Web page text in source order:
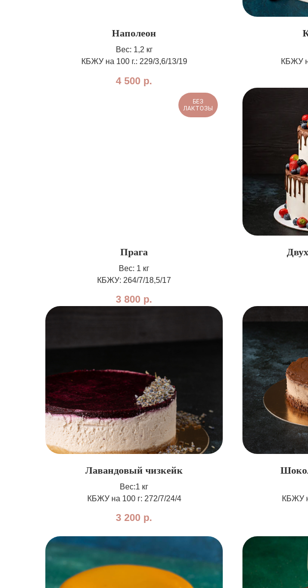
Наполеон
Вес: 1,2 кг
КБЖУ на 100 г.: 229/3,6/13/19
4 500 р.
КБЖУ
БЕЗ
ЛАКТОЗЫ
Прага
Вес: 1 кг
КБЖУ: 264/7/18,5/17
3 800 р.
Лавандовый чизкейк
Вес:1 кг
КБЖУ на 100 г: 272/7/24/4
3 200 р.
КБЖУ